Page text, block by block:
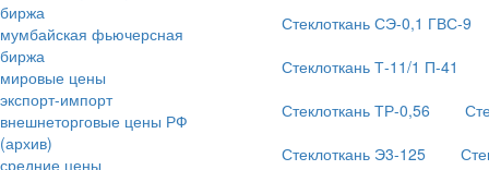
биржа
мумбайская фьючерсная
биржа
мировые цены
экспорт-импорт
внешнеторговые цены РФ
(архив)
средние цены
Стеклоткань СЭ-0,1 ГВС-9
Стеклоткань Т-11/1 П-41
Стеклоткань ТР-0,56
Стеклоткань Э3-125